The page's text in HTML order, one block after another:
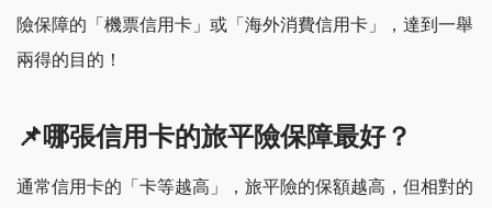
險保障的「機票信用卡」或「海外消費信用卡」，達到一舉
兩得的目的！
📌哪張信用卡的旅平險保障最好？
通常信用卡的「卡等越高」，旅平險的保額越高，但相對的